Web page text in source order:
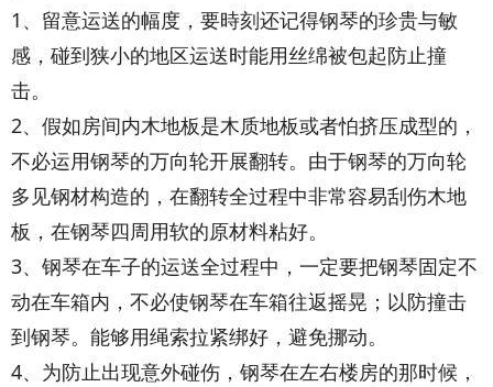
1、留意运送的幅度，要時刻还记得钢琴的珍贵与敏
感，碰到狭小的地区运送时能用丝绵被包起防止撞
击。
2、假如房间内木地板是木质地板或者怕挤压成型的，
不必运用钢琴的万向轮开展翻转。由于钢琴的万向轮
多见钢材构造的，在翻转全过程中非常容易刮伤木地
板，在钢琴四周用软的原材料粘好。
3、钢琴在车子的运送全过程中，一定要把钢琴固定不
动在车箱内，不必使钢琴在车箱往返摇晃；以防撞击
到钢琴。能够用绳索拉紧绑好，避免挪动。
4、为防止出现意外碰伤，钢琴在左右楼房的那时候，